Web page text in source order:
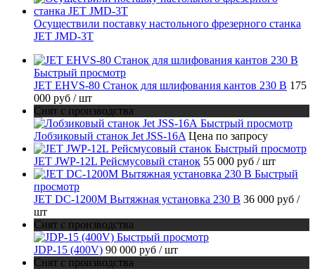
Осуществили поставку настольного фрезерного станка
JET JMD-3T
Быстрый просмотр
JET EHVS-80 Станок для шлифования кантов 230 В 175
000 руб / шт
Снят с производства
Быстрый просмотр
Лобзиковый станок Jet JSS-16A Цена по запросу
Быстрый просмотр
JET JWP-12L Рейсмусовый станок 55 000 руб / шт
Быстрый
просмотр
JET DC-1200M Вытяжная установка 230 В 36 000 руб /
шт
Снят с производства
Быстрый просмотр
JDP-15 (400V) 90 000 руб / шт
Снят с производства